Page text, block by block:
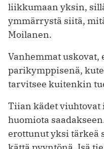
liikkumaan yksin,
ymmärrystä siitä,
Moilanen.
Vanhemmat uskovat,
parikymppisenä,
tarvitsee kuitenkin
Tiian kädet viuhtovat
huomiota
erottunut yksi tärkeä